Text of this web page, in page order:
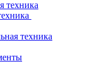
техника